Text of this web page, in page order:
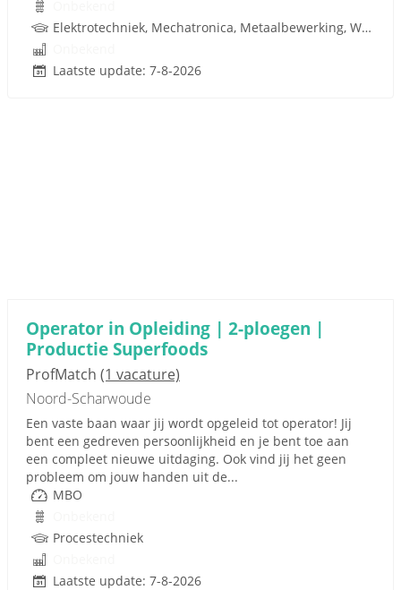
Elektrotechniek, Mechatronica, Metaalbewerking, Werktuigbouwkunde, Metaal, Techniek
Laatste update: 7-8-2026
Operator in Opleiding | 2-ploegen |
Productie Superfoods
ProfMatch (1 vacature)
Noord-Scharwoude
Een vaste baan waar jij wordt opgeleid tot operator! Jij
bent een gedreven persoonlijkheid en je bent toe aan
een compleet nieuwe uitdaging. Ook vind jij het geen
probleem om jouw handen uit de...
MBO
Procestechniek
Laatste update: 7-8-2026